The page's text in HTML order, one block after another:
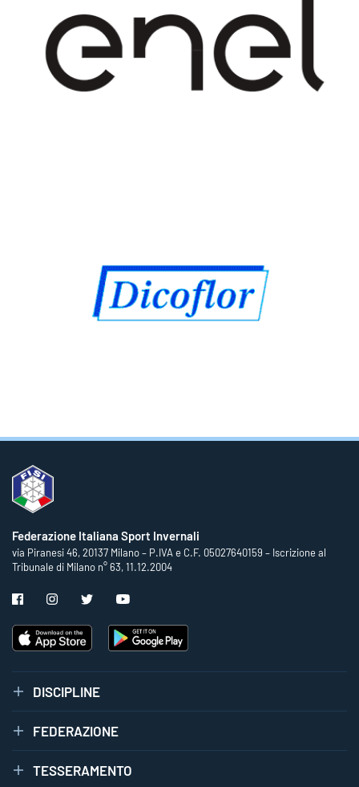
Federazione Italiana Sport Invernali
via Piranesi 46, 20137 Milano – P.IVA e C.F. 05027640159 – Iscrizione al
Tribunale di Milano n° 63, 11.12.2004
DISCIPLINE
FEDERAZIONE
TESSERAMENTO